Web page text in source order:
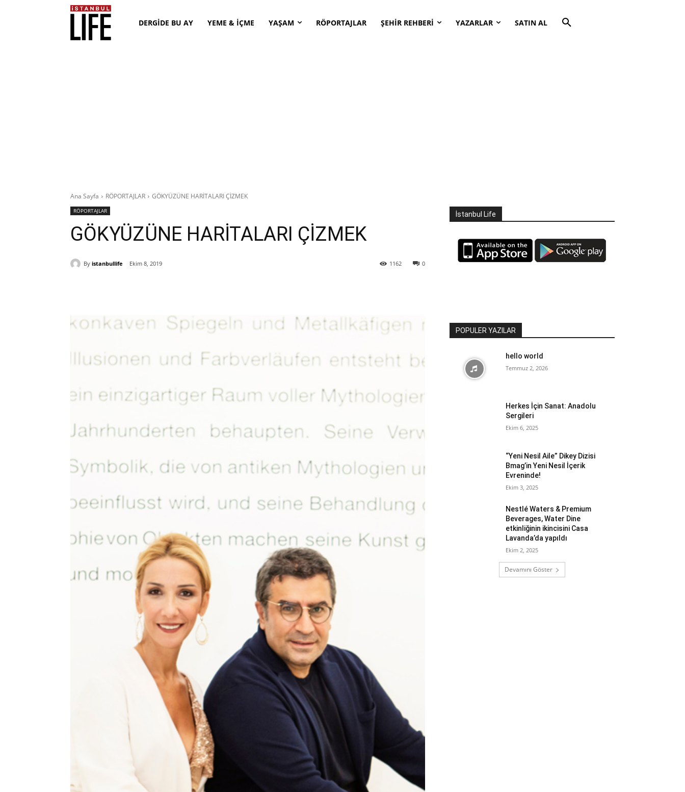
DERGİDE BU AY YEME & İÇME YAŞAM RÖPORTAJLAR ŞEHİR REHBERİ YAZARLAR SATIN AL
Ana Sayfa RÖPORTAJLAR GÖKYÜZÜNE HARİTALARI ÇİZMEK
RÖPORTAJLAR
GÖKYÜZÜNE HARİTALARI ÇİZMEK
By istanbullife Ekim 8, 2019 0
1162
İstanbul Life
POPULER YAZILAR
hello world
Temmuz 2, 2026
Herkes İçin Sanat: Anadolu
Sergileri
Ekim 6, 2025
“Yeni Nesil Aile” Dikey Dizisi
Bmag’in Yeni Nesil İçerik
Evreninde!
Ekim 3, 2025
Nestlé Waters & Premium
Beverages, Water Dine
etkinliğinin ikincisini Casa
Lavanda’da yapıldı
Ekim 2, 2025
Devamını Göster